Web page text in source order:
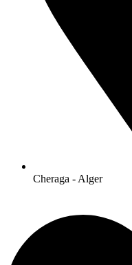
Cheraga - Alger